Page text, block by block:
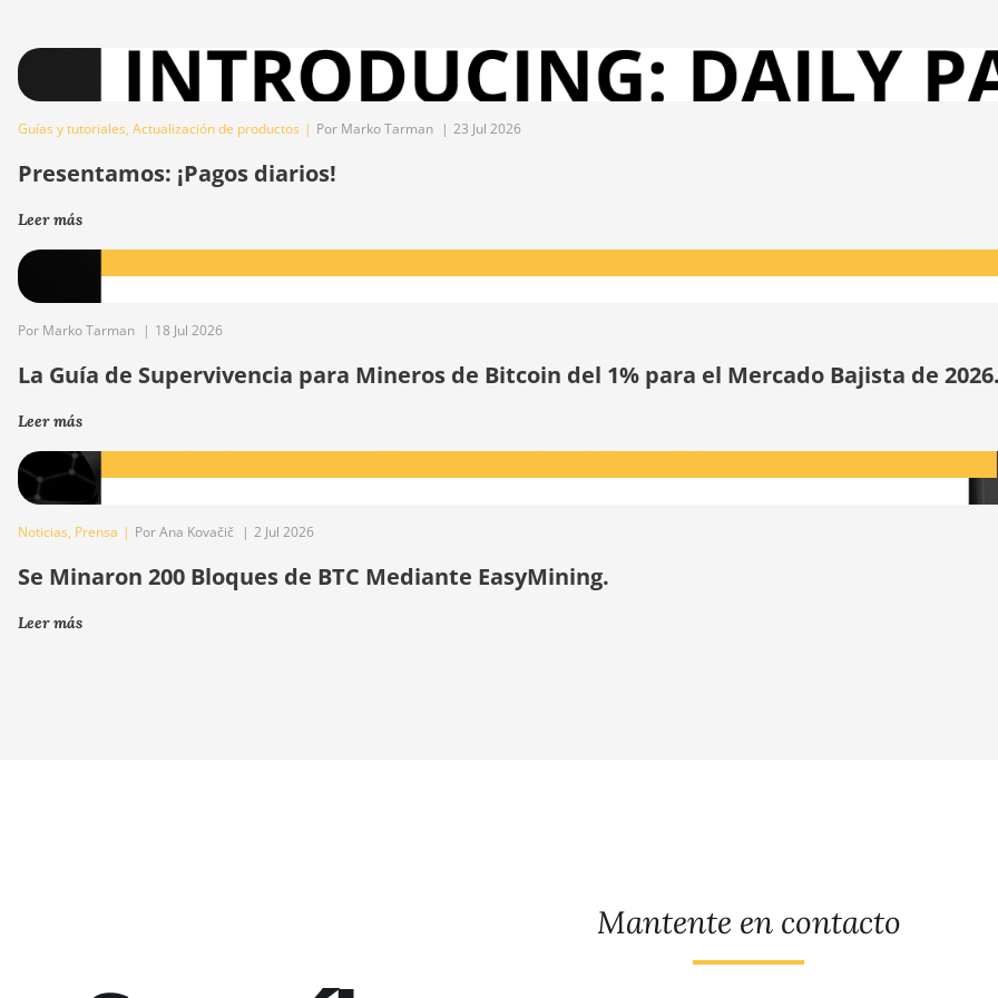
Guías y tutoriales, Actualización de productos | Por Marko Tarman | 23 Jul 2026
Presentamos: ¡Pagos diarios!
Leer más
Por Marko Tarman | 18 Jul 2026
La Guía de Supervivencia para Mineros de Bitcoin del 1% para el Mercado Bajista de
Leer más
Noticias, Prensa | Por Ana Kovačič | 2 Jul 2026
Se Minaron 200 Bloques de BTC Mediante EasyMining.
Leer más
Mantente en contacto